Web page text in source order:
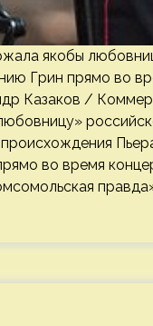
якобы
Грин прямо во
Казаков /
во время